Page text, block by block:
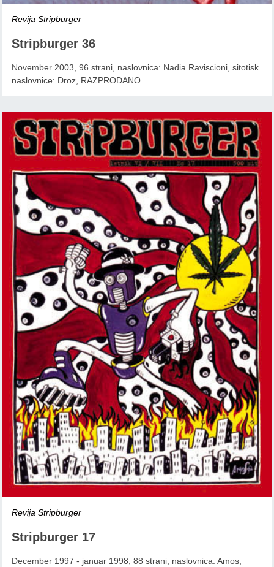
Revija Stripburger
Stripburger 36
November 2003, 96 strani, naslovnica: Nadia Raviscioni, sitotisk
naslovnice: Droz, RAZPRODANO.
Revija Stripburger
Stripburger 17
December 1997 - januar 1998, 88 strani, naslovnica: Amos,